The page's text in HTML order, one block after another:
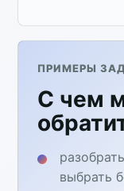
ПРИМЕРЫ
С чем
выбрать